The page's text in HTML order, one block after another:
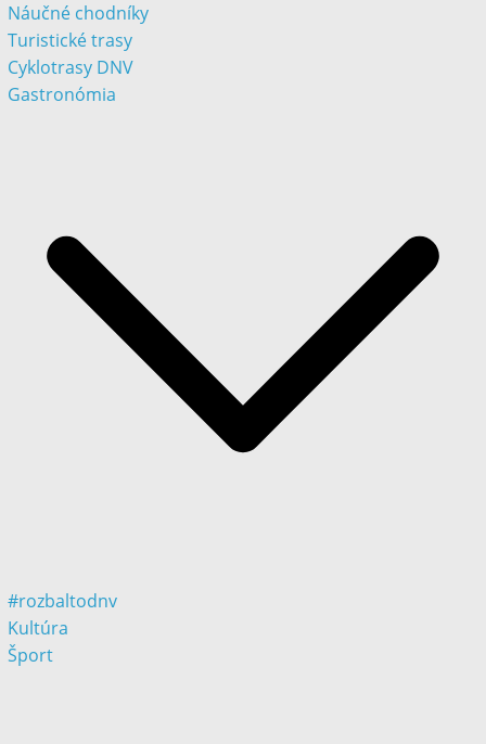
Náučné chodníky
Turistické trasy
Cyklotrasy DNV
Gastronómia
#rozbaltodnv
Kultúra
Šport